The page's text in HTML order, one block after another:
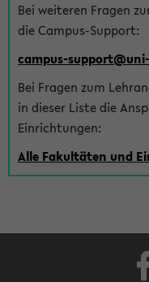
Bei weiteren Fragen
die Campus-Support:
campus-
Bei Fragen zum
in dieser Liste die
Einrichtungen:
Alle Fakultäten und